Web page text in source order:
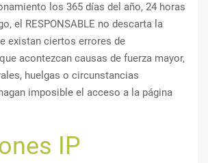
los 365 días del año, 24 horas
el RESPONSABLE no descarta la
existan ciertos errores de
acontezcan causas de fuerza mayor,
huelgas o circunstancias
imposible el acceso a la página
IP